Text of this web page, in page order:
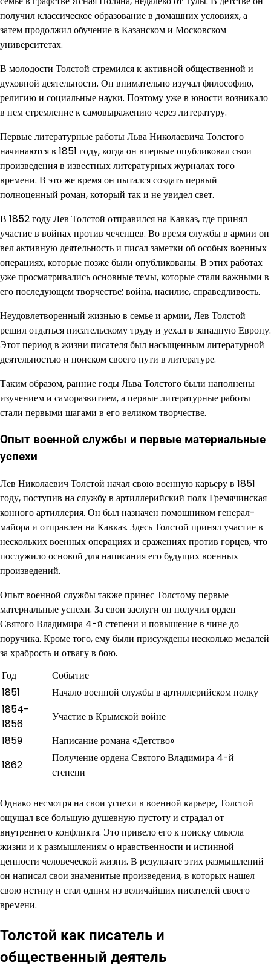
получил классическое образование в домашних условиях, а
затем продолжил обучение в Казанском и Московском
университетах.
В молодости Толстой стремился к активной общественной и
духовной деятельности. Он внимательно изучал философию,
религию и социальные науки. Поэтому уже в юности возникало
в нем стремление к самовыражению через литературу.
Первые литературные работы Льва Николаевича Толстого
начинаются в 1851 году, когда он впервые опубликовал свои
произведения в известных литературных журналах того
времени. В это же время он пытался создать первый
полноценный роман, который так и не увидел свет.
В 1852 году Лев Толстой отправился на Кавказ, где принял
участие в войнах против чеченцев. Во время службы в армии он
вел активную деятельность и писал заметки об особых военных
операциях, которые позже были опубликованы. В этих работах
уже просматривались основные темы, которые стали важными в
его последующем творчестве: война, насилие, справедливость.
Неудовлетворенный жизнью в семье и армии, Лев Толстой
решил отдаться писательскому труду и уехал в западную Европу.
Этот период в жизни писателя был насыщенным литературной
деятельностью и поиском своего пути в литературе.
Таким образом, ранние годы Льва Толстого были наполнены
изучением и саморазвитием, а первые литературные работы
стали первыми шагами в его великом творчестве.
Опыт военной службы и первые материальные
успехи
Лев Николаевич Толстой начал свою военную карьеру в 1851
году, поступив на службу в артиллерийский полк Гремячинская
конного артиллерия. Он был назначен помощником генерал-
майора и отправлен на Кавказ. Здесь Толстой принял участие в
нескольких военных операциях и сражениях против горцев, что
послужило основой для написания его будущих военных
произведений.
Опыт военной службы также принес Толстому первые
материальные успехи. За свои заслуги он получил орден
Святого Владимира 4-й степени и повышение в чине до
поручика. Кроме того, ему были присуждены несколько медалей
за храбрость и отвагу в бою.
Год
Событие
1851
Начало военной службы в артиллерийском полку
1854-
1856
Участие в Крымской войне
1859
Написание романа «Детство»
1862
Получение ордена Святого Владимира 4-й
степени
Однако несмотря на свои успехи в военной карьере, Толстой
ощущал все большую душевную пустоту и страдал от
внутреннего конфликта. Это привело его к поиску смысла
жизни и к размышлениям о нравственности и истинной
ценности человеческой жизни. В результате этих размышлений
он написал свои знаменитые произведения, в которых нашел
свою истину и стал одним из величайших писателей своего
времени.
Толстой как писатель и
общественный деятель